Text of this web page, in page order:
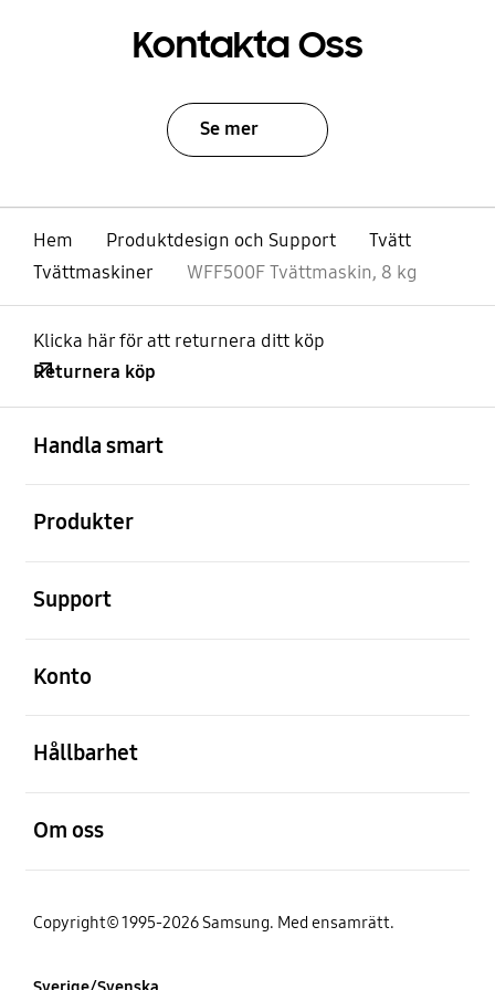
Kontakta Oss
Se mer
Hem Produktdesign och Support
Tvätt
Tvättmaskiner
WFF500F Tvättmaskin, 8 kg
Klicka här för att returnera ditt köp
Returnera köp
Handla smart
Produkter
Support
Konto
Hållbarhet
Om oss
Copyright© 1995-2026 Samsung. Med ensamrätt.